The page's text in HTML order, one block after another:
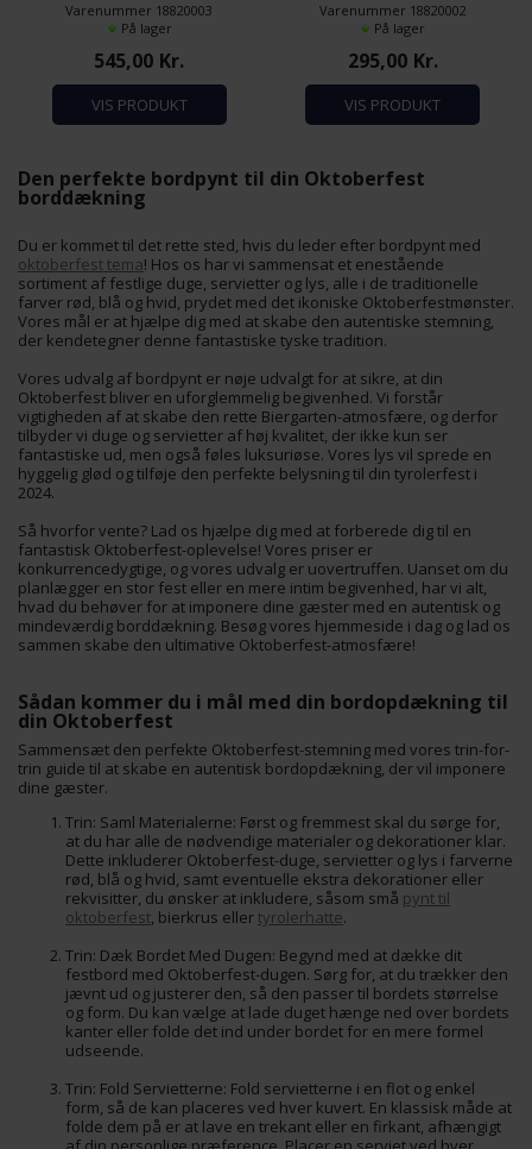
Varenummer 18820003
På lager
545,00 Kr.
VIS PRODUKT
Varenummer 18820002
På lager
295,00 Kr.
VIS PRODUKT
Den perfekte bordpynt til din Oktoberfest
borddækning
Du er kommet til det rette sted, hvis du leder efter bordpynt med
oktoberfest tema! Hos os har vi sammensat et enestående
sortiment af festlige duge, servietter og lys, alle i de traditionelle
farver rød, blå og hvid, prydet med det ikoniske Oktoberfestmønster.
Vores mål er at hjælpe dig med at skabe den autentiske stemning,
der kendetegner denne fantastiske tyske tradition.
Vores udvalg af bordpynt er nøje udvalgt for at sikre, at din
Oktoberfest bliver en uforglemmelig begivenhed. Vi forstår
vigtigheden af at skabe den rette Biergarten-atmosfære, og derfor
tilbyder vi duge og servietter af høj kvalitet, der ikke kun ser
fantastiske ud, men også føles luksuriøse. Vores lys vil sprede en
hyggelig glød og tilføje den perfekte belysning til din tyrolerfest i
2024.
Så hvorfor vente? Lad os hjælpe dig med at forberede dig til en
fantastisk Oktoberfest-oplevelse! Vores priser er
konkurrencedygtige, og vores udvalg er uovertruffen. Uanset om du
planlægger en stor fest eller en mere intim begivenhed, har vi alt,
hvad du behøver for at imponere dine gæster med en autentisk og
mindeværdig borddækning. Besøg vores hjemmeside i dag og lad os
sammen skabe den ultimative Oktoberfest-atmosfære!
Sådan kommer du i mål med din bordopdækning til
din Oktoberfest
Sammensæt den perfekte Oktoberfest-stemning med vores trin-for-
trin guide til at skabe en autentisk bordopdækning, der vil imponere
dine gæster.
Trin: Saml Materialerne: Først og fremmest skal du sørge for,
at du har alle de nødvendige materialer og dekorationer klar.
Dette inkluderer Oktoberfest-duge, servietter og lys i farverne
rød, blå og hvid, samt eventuelle ekstra dekorationer eller
rekvisitter, du ønsker at inkludere, såsom små pynt til
oktoberfest, bierkrus ellertyrolerhatte.
Trin: Dæk Bordet Med Dugen: Begynd med at dække dit
festbord med Oktoberfest-dugen. Sørg for, at du trækker den
jævnt ud og justerer den, så den passer til bordets størrelse
og form. Du kan vælge at lade duget hænge ned over bordets
kanter eller folde det ind under bordet for en mere formel
udseende.
Trin: Fold Servietterne: Fold servietterne i en flot og enkel
form, så de kan placeres ved hver kuvert. En klassisk måde at
folde dem på er at lave en trekant eller en firkant, afhængigt